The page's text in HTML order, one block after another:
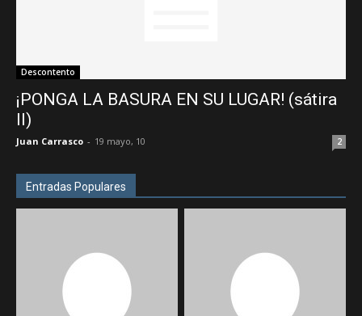
Descontento
¡PONGA LA BASURA EN SU LUGAR! (sátira
II)
Juan Carrasco - 19 mayo, 10 2
Entradas Populares